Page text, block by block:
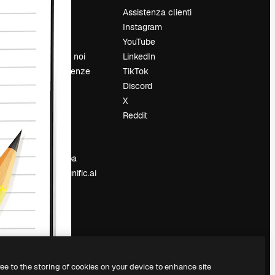
Prezzi
Lavora con noi
Cerca tendenze
Blog
Eventi
Sala stampa
Cerchi magnific.ai
Assistenza clienti
Instagram
YouTube
LinkedIn
TikTok
Discord
X
Reddit
to the storing of cookies on your device to enhance site